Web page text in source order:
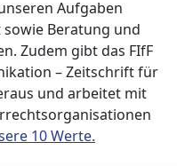
Aufgaben
Beratung und
Zudem gibt das FIfF
– Zeitschrift für
und arbeitet mit
10 Werte.